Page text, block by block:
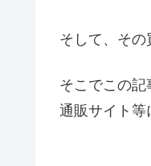
そして、その
そこでこの
通販サイト等